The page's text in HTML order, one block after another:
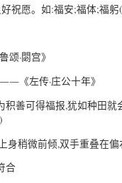
祝愿。如:福安;福体;福
·閟宫》
《左传·庄公十年》
积善可得福报,犹如种田
身稍微前倾,双手重叠在
合